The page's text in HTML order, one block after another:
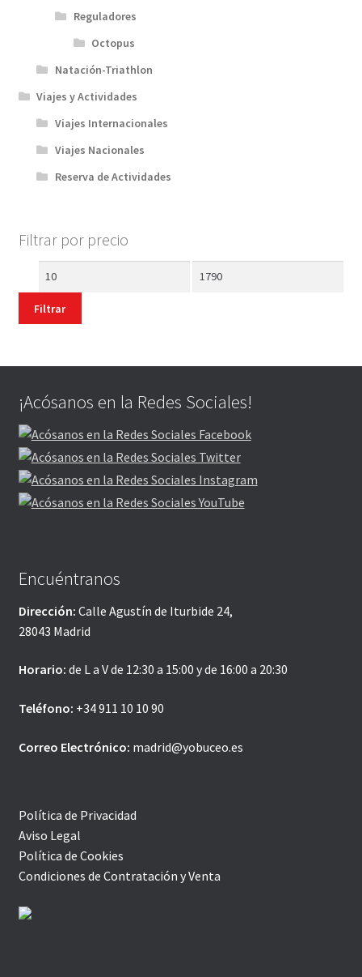
Reguladores
Octopus
Natación-Triathlon
Viajes y Actividades
Viajes Internacionales
Viajes Nacionales
Reserva de Actividades
Filtrar por precio
Precio
Precio
Filtrar
¡Acósanos en la Redes Sociales!
Encuéntranos
Dirección: Calle Agustín de Iturbide 24,
28043 Madrid
Horario: de L a V de 12:30 a 15:00 y de 16:00 a 20:30
Teléfono: +34 911 10 10 90
Correo Electrónico: madrid@yobuceo.es
Política de Privacidad
Aviso Legal
Política de Cookies
Condiciones de Contratación y Venta